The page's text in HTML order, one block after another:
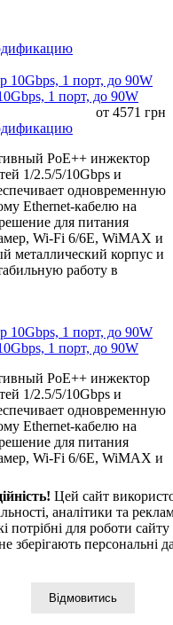
1 порт, до 90W
от 4571 грн
PoE++ инжектор
1/2.5/5/10Gbps и
одновременную
Ethernet-кабелю на
для питания
Wi-Fi 6/6E, WiMAX и
металлический корпус и
работу в
1 порт, до 90W
PoE++ инжектор
1/2.5/5/10Gbps и
одновременную
Ethernet-кабелю на
для питания
Wi-Fi 6/6E, WiMAX и
работу в
порт, до 90W
Цей сайт
аналітики та
потрібні для роботи сайту
персональні
Відмовитись